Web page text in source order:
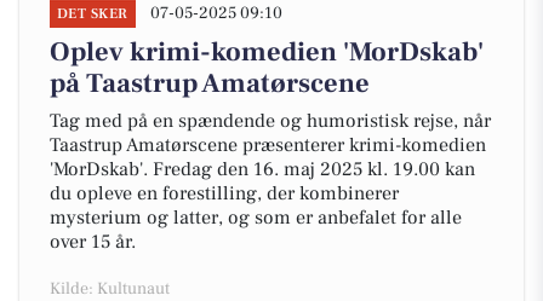
DET SKER 07-05-2025 09:10
Oplev krimi-komedien 'MorDskab'
på Taastrup Amatørscene
Tag med på en spændende og humoristisk rejse, når
Taastrup Amatørscene præsenterer krimi-komedien
'MorDskab'. Fredag den 16. maj 2025 kl. 19.00 kan
du opleve en forestilling, der kombinerer
mysterium og latter, og som er anbefalet for alle
over 15 år.
Kilde: Kultunaut